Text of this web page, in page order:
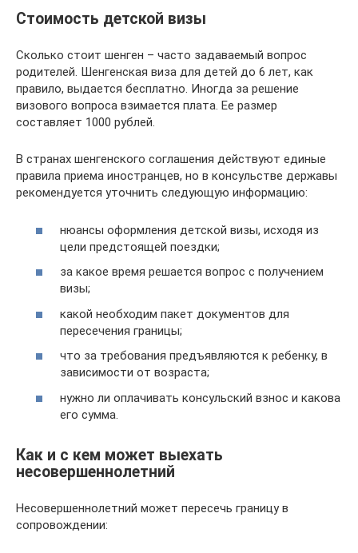
Стоимость детской визы
Сколько стоит шенген – часто задаваемый вопрос
родителей. Шенгенская виза для детей до 6 лет, как
правило, выдается бесплатно. Иногда за решение
визового вопроса взимается плата. Ее размер
составляет 1000 рублей.
В странах шенгенского соглашения действуют единые
правила приема иностранцев, но в консульстве державы
рекомендуется уточнить следующую информацию:
нюансы оформления детской визы, исходя из
цели предстоящей поездки;
за какое время решается вопрос с получением
визы;
какой необходим пакет документов для
пересечения границы;
что за требования предъявляются к ребенку, в
зависимости от возраста;
нужно ли оплачивать консульский взнос и какова
его сумма.
Как и с кем может выехать
несовершеннолетний
Несовершеннолетний может пересечь границу в
сопровождении: